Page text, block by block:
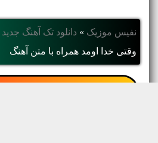
نفیس موزیک » دانلود تک آهنگ جدید
وقتی خدا اومد همراه با متن آهنگ